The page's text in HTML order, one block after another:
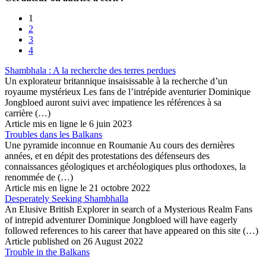
1
2
3
4
Shambhala : A la recherche des terres perdues
Un explorateur britannique insaisissable à la recherche d’un
royaume mystérieux Les fans de l’intrépide aventurier Dominique
Jongbloed auront suivi avec impatience les références à sa
carrière (…)
Article mis en ligne le 6 juin 2023
Troubles dans les Balkans
Une pyramide inconnue en Roumanie Au cours des dernières
années, et en dépit des protestations des défenseurs des
connaissances géologiques et archéologiques plus orthodoxes, la
renommée de (…)
Article mis en ligne le 21 octobre 2022
Desperately Seeking Shambhalla
An Elusive British Explorer in search of a Mysterious Realm Fans
of intrepid adventurer Dominique Jongbloed will have eagerly
followed references to his career that have appeared on this site (…)
Article published on 26 August 2022
Trouble in the Balkans